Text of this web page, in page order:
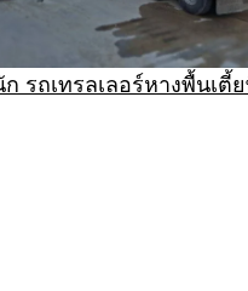
รถเทรลเลอร์หางพื้นเตี้